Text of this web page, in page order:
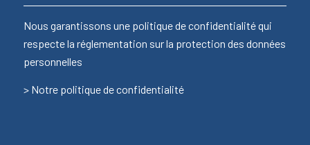
Nous garantissons une politique de confidentialité qui
respecte la réglementation sur la protection des données
personnelles
> Notre politique de confidentialité